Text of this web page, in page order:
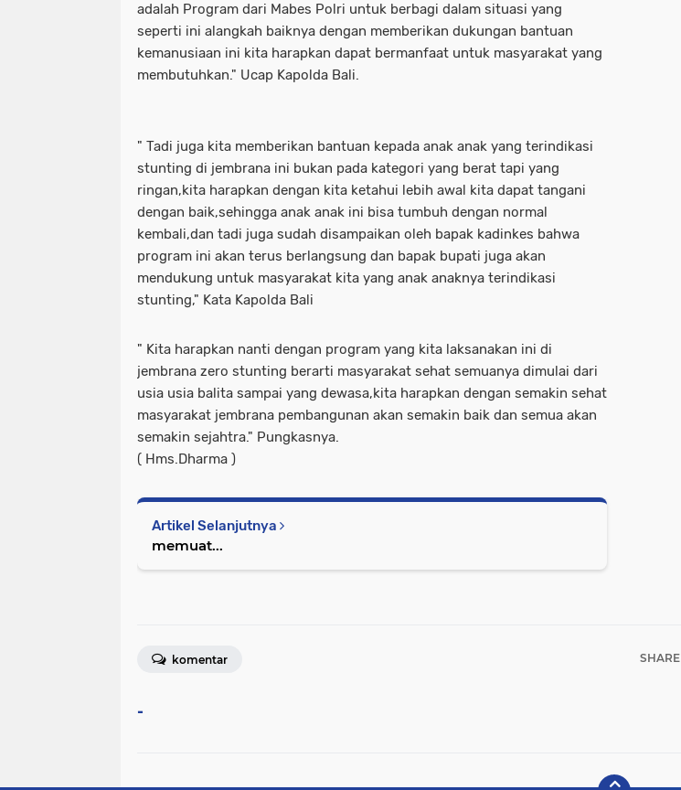
adalah Program dari Mabes Polri untuk berbagi dalam situasi yang
seperti ini alangkah baiknya dengan memberikan dukungan bantuan
kemanusiaan ini kita harapkan dapat bermanfaat untuk masyarakat yang
membutuhkan." Ucap Kapolda Bali.
" Tadi juga kita memberikan bantuan kepada anak anak yang terindikasi
stunting di jembrana ini bukan pada kategori yang berat tapi yang
ringan,kita harapkan dengan kita ketahui lebih awal kita dapat tangani
dengan baik,sehingga anak anak ini bisa tumbuh dengan normal
kembali,dan tadi juga sudah disampaikan oleh bapak kadinkes bahwa
program ini akan terus berlangsung dan bapak bupati juga akan
mendukung untuk masyarakat kita yang anak anaknya terindikasi
stunting," Kata Kapolda Bali
" Kita harapkan nanti dengan program yang kita laksanakan ini di
jembrana zero stunting berarti masyarakat sehat semuanya dimulai dari
usia usia balita sampai yang dewasa,kita harapkan dengan semakin sehat
masyarakat jembrana pembangunan akan semakin baik dan semua akan
semakin sejahtra." Pungkasnya.
( Hms.Dharma )
Artikel Selanjutnya
memuat...
SHARE
komentar
-